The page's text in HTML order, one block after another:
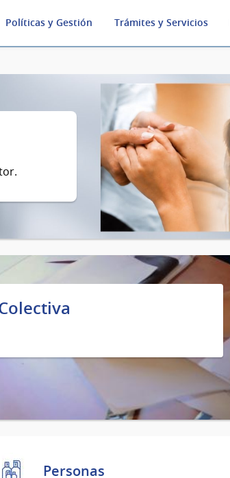
Políticas y Gestión Trámites y Servicios
Personas